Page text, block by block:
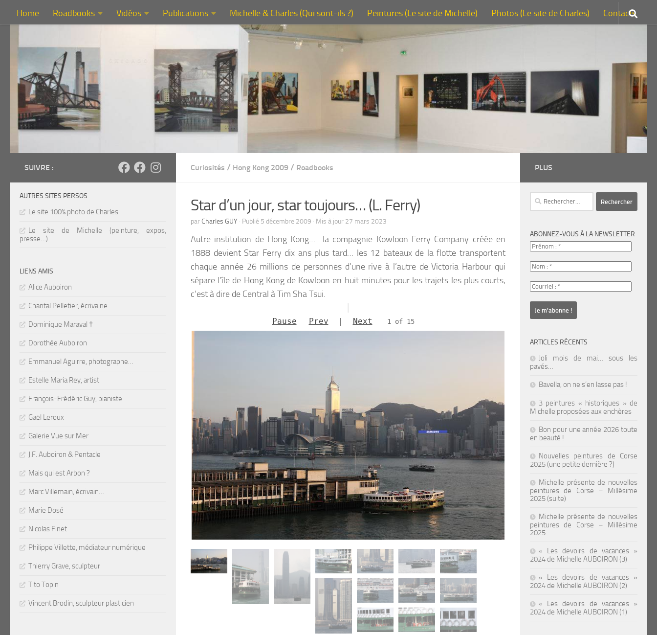
Au dessous du contenu
Home Roadbooks Vidéos Publications Michelle & Charles (Qui sont-ils ?) Peintures (Le site de Michelle) Photos (Le site de Charles) Contacts
Curiosités / Hong Kong 2009 / Roadbooks
Star d’un jour, star toujours… (L. Ferry)
parCharles GUY · Publié 5 décembre 2009 · Mis à jour 27 mars 2023
Autre institution de Hong Kong… la compagnie Kowloon Ferry Company créée en
1888 devient Star Ferry dix ans plus tard… les 12 bateaux de la flotte transportent
chaque année 26 millions de personnes d’une rive à l’autre de Victoria Harbour qui
sépare l’île de Hong Kong de Kowloon en huit minutes pour les trajets les plus courts,
c’est à dire de Central à Tim Sha Tsui.
Pause Prev Next 1 of 15
SUIVRE :
AUTRES SITES PERSOS
Le site 100% photo de Charles
Le site de Michelle (peinture, expos,
presse…)
LIENS AMIS
Alice Auboiron
Chantal Pelletier, écrivaine
Dominique Maraval †
Dorothée Auboiron
Emmanuel Aguirre, photographe…
Estelle Maria Rey, artist
François-Frédéric Guy, pianiste
Gaël Leroux
Galerie Vue sur Mer
J.F. Auboiron & Pentacle
Mais qui est Arbon ?
Marc Villemain, écrivain…
Marie Dosé
Nicolas Finet
Philippe Villette, médiateur numérique
Thierry Grave, sculpteur
Tito Topin
Vincent Brodin, sculpteur plasticien
PLUS
Rechercher :
ABONNEZ-VOUS À LA NEWSLETTER
ARTICLES RÉCENTS
Joli mois de mai… sous les
pavés…
Bavella, on ne s’en lasse pas !
3 peintures « historiques » de
Michelle proposées aux enchères
Bon pour une année 2026 toute
en beauté !
Nouvelles peintures de Corse
2025 (une petite dernière ?)
Michelle présente de nouvelles
peintures de Corse – Millésime
2025 (suite)
Michelle présente de nouvelles
peintures de Corse – Millésime
2025
« Les devoirs de vacances »
2024 de Michelle AUBOIRON (3)
« Les devoirs de vacances »
2024 de Michelle AUBOIRON (2)
« Les devoirs de vacances »
2024 de Michelle AUBOIRON (1)